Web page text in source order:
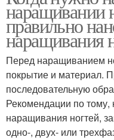
наращивании
правильно
наращивания
Перед наращиванием
покрытие и материал.
последовательную
Рекомендации по тому,
наращивания ногтей,
одно-, двух- или